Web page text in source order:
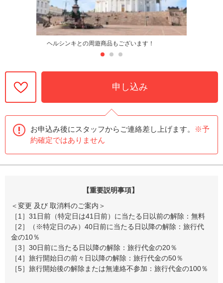
ヘルシンキとの周遊商品もございます！
申し込み
お申込み後にスタッフからご連絡差し上げます。
※予
約確定ではありません
【重要説明事項】
＜変更 及び 取消料のご案内＞
［1］31日前（特定日は41日前）に当たる日以前の解除：無料
［2］（※特定日のみ）40日前に当たる日以降の解除：旅行代
金の10％
［3］30日前に当たる日以降の解除：旅行代金の20％
［4］旅行開始日の前々日以降の解除：旅行代金の50％
［5］旅行開始後の解除または無連絡不参加：旅行代金の100％